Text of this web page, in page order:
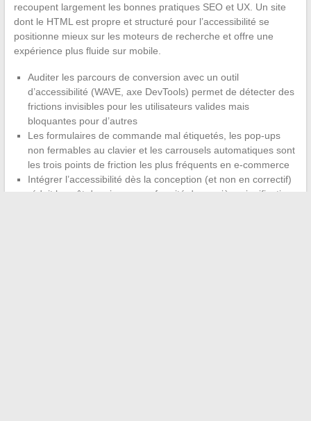
recoupent largement les bonnes pratiques SEO et UX. Un site
dont le HTML est propre et structuré pour l’accessibilité se
positionne mieux sur les moteurs de recherche et offre une
expérience plus fluide sur mobile.
Auditer les parcours de conversion avec un outil
d’accessibilité (WAVE, axe DevTools) permet de détecter des
frictions invisibles pour les utilisateurs valides mais
bloquantes pour d’autres
Les formulaires de commande mal étiquetés, les pop-ups
non fermables au clavier et les carrousels automatiques sont
les trois points de friction les plus fréquents en e-commerce
Intégrer l’accessibilité dès la conception (et non en correctif)
réduit le coût de mise en conformité de manière significative